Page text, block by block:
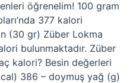
öğrenelim! 100 gram
377 kalori
(30 gr) Züber Lokma
bulunmaktadır. Züber
kalori? Besin değerleri
386 – doymuş yağ (g)